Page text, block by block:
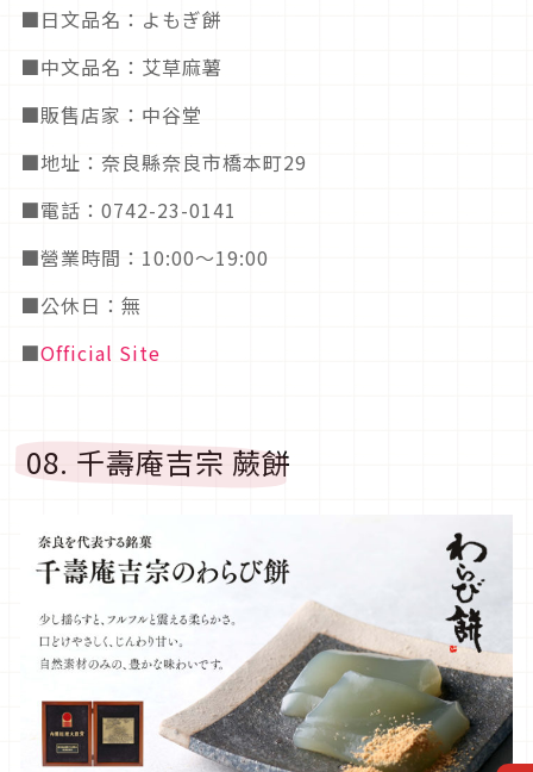
■日文品名：よもぎ餅
■中文品名：艾草麻薯
■販售店家：中谷堂
■地址：奈良縣奈良市橋本町29
■電話：0742-23-0141
■營業時間：10:00～19:00
■公休日：無
■Official Site
08. 千壽庵吉宗 蕨餅